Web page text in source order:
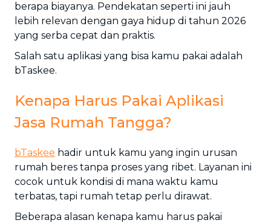
berapa biayanya. Pendekatan seperti ini jauh
lebih relevan dengan gaya hidup di tahun 2026
yang serba cepat dan praktis.
Salah satu aplikasi yang bisa kamu pakai adalah
bTaskee.
Kenapa Harus Pakai Aplikasi
Jasa Rumah Tangga?
bTaskee hadir untuk kamu yang ingin urusan
rumah beres tanpa proses yang ribet. Layanan ini
cocok untuk kondisi di mana waktu kamu
terbatas, tapi rumah tetap perlu dirawat.
Beberapa alasan kenapa kamu harus pakai